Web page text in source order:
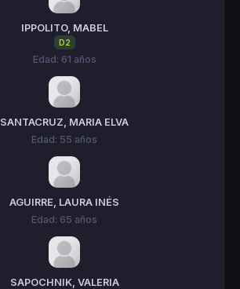
IPPOLITO, MABEL
D2
Edad: 61 años
SANTACRUZ, MARIA ELVA
Edad: 55 años
AGUIRRE, LAURA INÉS
Edad: 65 años
SAPOCHNIK, VALERIA